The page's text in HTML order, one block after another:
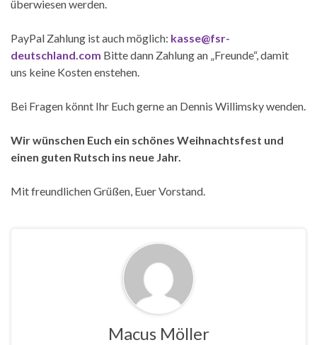
überwiesen werden.
PayPal Zahlung ist auch möglich: kasse@fsr-
deutschland.com Bitte dann Zahlung an „Freunde“, damit
uns keine Kosten enstehen.
Bei Fragen könnt Ihr Euch gerne an Dennis Willimsky wenden.
Wirwünschen Euch ein schönes Weihnachtsfest und
einen guten Rutsch ins neue Jahr.
Mit freundlichen Grüßen, Euer Vorstand.
Macus Möller